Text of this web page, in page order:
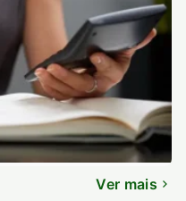
Ver mais